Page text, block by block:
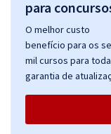
para
O melhor custo
benefício para os
mil cursos para
garantia de